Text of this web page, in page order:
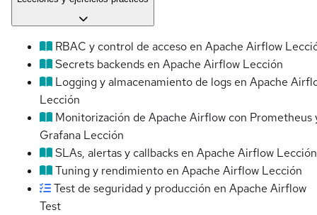
RBAC y control de acceso en Apache Airflow
Secrets backends en Apache Airflow Lección
Logging y almacenamiento de logs en Apache
Lección
Monitorización de Apache Airflow con Prometheus
Grafana Lección
SLAs, alertas y callbacks en Apache Airflow Lección
Tuning y rendimiento en Apache Airflow Lección
Test de seguridad y producción en Apache Airflow
Test